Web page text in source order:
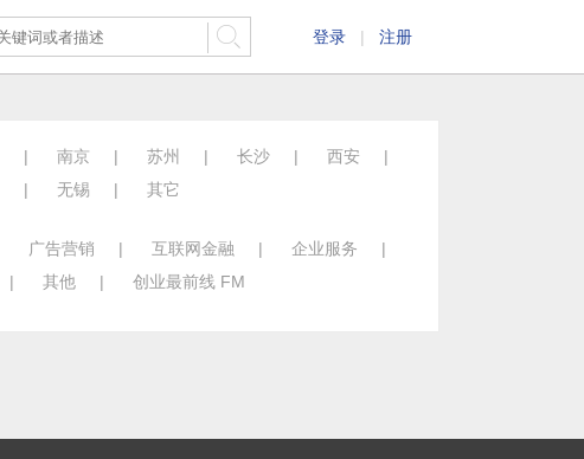
登录 | 注册
| 南京 | 苏州 | 长沙 | 西安
|
| 无锡 | 其它
广告营销 | 互联网金融 | 企业服务
|
| 其他 | 创业最前线 FM